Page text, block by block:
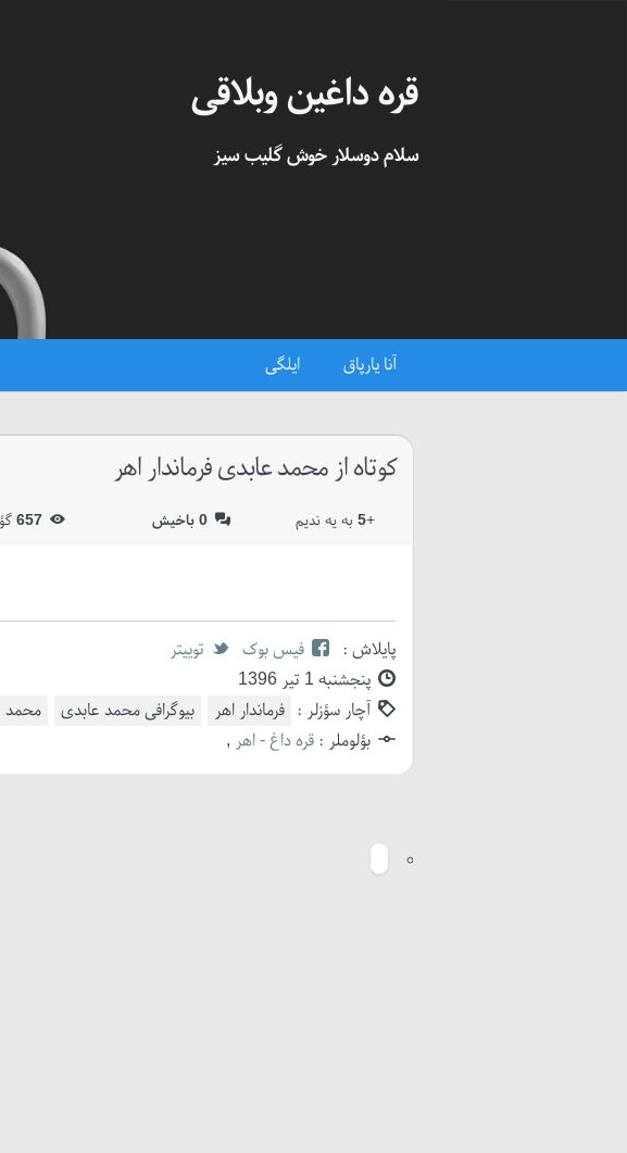
قره داغین وبلاقی
سلام دوسلار خوش گلیب سیز
آنا یارپاق ایلگی
کوتاه از محمد عابدی فرماندار اهر
+
5 به یه ندیم 0باخیش 657
پایلاش : فیس بوک
توییتر
پنجشنبه 1 تیر 1396
آچار سؤزلر : فرماندار اهر بیوگرافی محمد عابدی
محمد
بؤلوملر : قره داغ - اهر ,